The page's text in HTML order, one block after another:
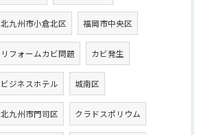
北九州市小倉北区 福岡市中央区
リフォームカビ問題 カビ発生
ビジネスホテル 城南区
北九州市門司区 クラドスポリウム